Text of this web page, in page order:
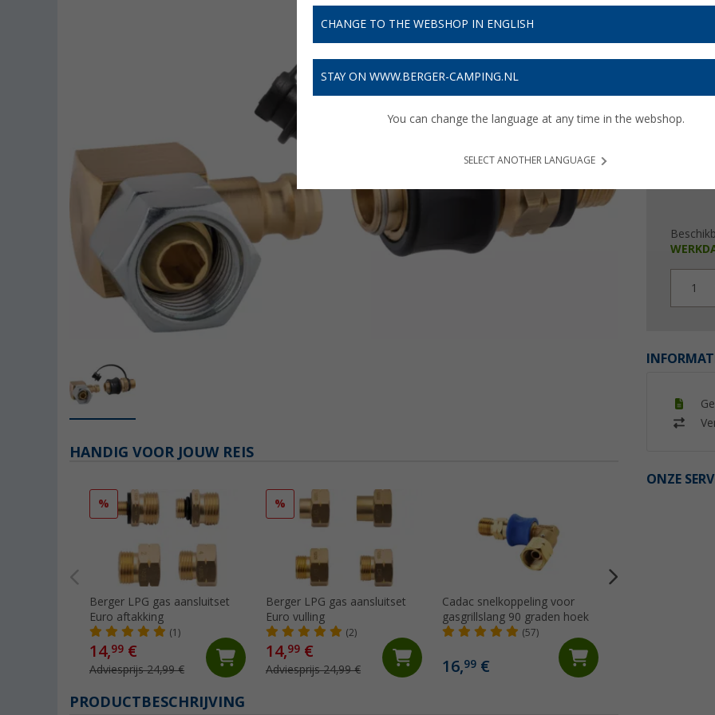
€
Prijzen
1
ONZE
HANDIG VOOR JOUW REIS
%
Berger LPG gas aansluitset
Euro aftakking
(1)
14,99 €
Adviesprijs 24,99 €
%
Berger LPG gas aansluitset
Euro vulling
(2)
14,99 €
Adviesprijs 24,99 €
Cadac snelkoppeling voor
gasgrillslang 90 graden hoek
(57)
16,99 €
PRODUCTBESCHRIJVING
CHANGE TO THE WEBSHOP IN ENGLISH
STAY ON WWW.BERGER-CAMPING.NL
You can change the language at any time in the webshop.
SELECT ANOTHER LANGUAGE